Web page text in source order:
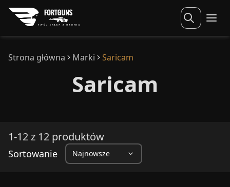
Strona główna Marki Saricam
Saricam
1-12 z 12 produktów
Sortowanie